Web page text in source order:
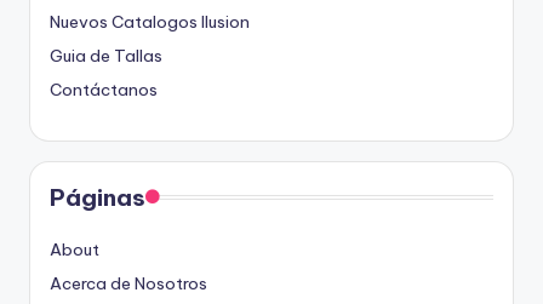
Nuevos Catalogos Ilusion
Guia de Tallas
Contáctanos
Páginas
About
Acerca de Nosotros